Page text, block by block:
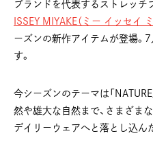
ブランドを代表するストレッチ
ISSEY MIYAKE（ミー イッセイ ミ
ーズンの新作アイテムが登場。7
す。
今シーズンのテーマは「
然や雄大な自然まで、さまざま
デイリーウェアへと落とし込ん